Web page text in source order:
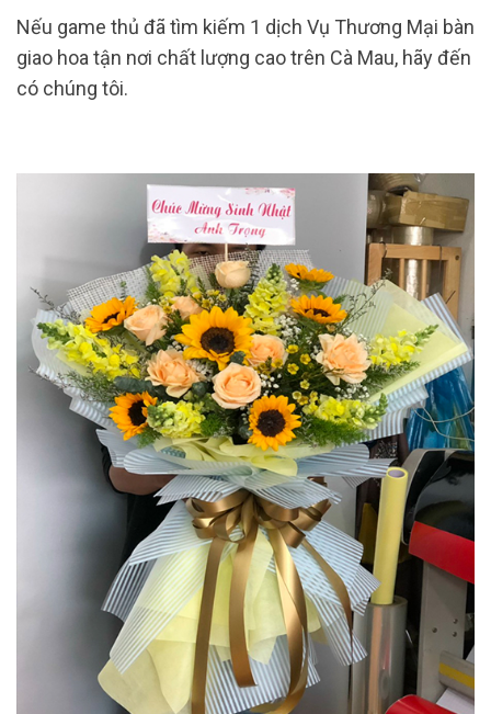
Nếu game thủ đã tìm kiếm 1 dịch Vụ Thương Mại bàn
giao hoa tận nơi chất lượng cao trên Cà Mau, hãy đến
có chúng tôi.